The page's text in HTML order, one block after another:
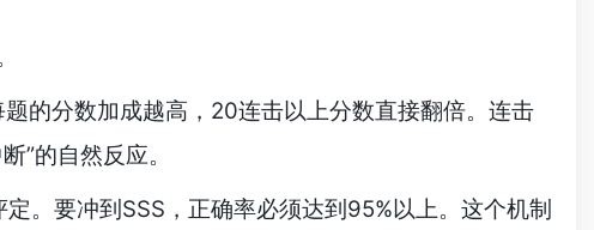
的分数加成越高，20连击以上分数直接翻倍。连击
”的自然反应。
。要冲到SSS，正确率必须达到95%以上。这个机制